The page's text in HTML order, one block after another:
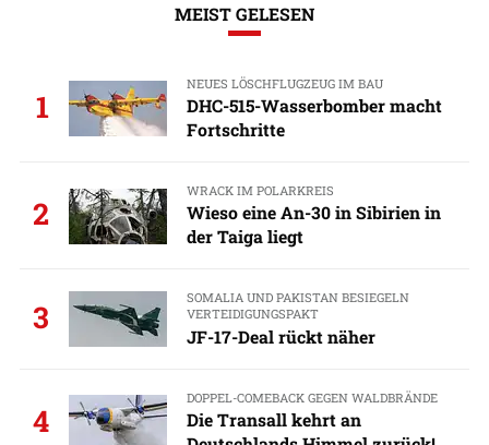
MEIST GELESEN
1
NEUES LÖSCHFLUGZEUG IM BAU
DHC-515-Wasserbomber macht
Fortschritte
2
WRACK IM POLARKREIS
Wieso eine An-30 in Sibirien in
der Taiga liegt
3
SOMALIA UND PAKISTAN BESIEGELN
VERTEIDIGUNGSPAKT
JF-17-Deal rückt näher
4
DOPPEL-COMEBACK GEGEN WALDBRÄNDE
Die Transall kehrt an